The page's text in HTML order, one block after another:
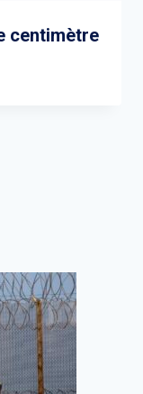
centimètre